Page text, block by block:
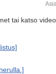
tai katso